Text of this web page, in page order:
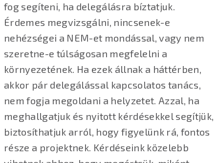
fog segíteni, ha delegálásra bíztatjuk.
Érdemes megvizsgálni, nincsenek-e
nehézségei a NEM-et mondással, vagy nem
szeretne-e túlságosan megfelelni a
környezetének. Ha ezek állnak a háttérben,
akkor pár delegálással kapcsolatos tanács,
nem fogja megoldani a helyzetet. Azzal, ha
meghallgatjuk és nyitott kérdésekkel segítjük,
biztosíthatjuk arról, hogy figyelünk rá, fontos
része a projektnek. Kérdéseink közelebb